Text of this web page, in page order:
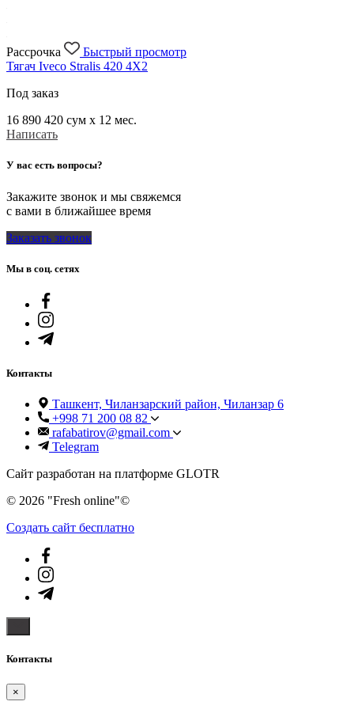
Рассрочка
Быстрый просмотр
Тягач Iveco Stralis 420 4X2
Под заказ
16 890 420 сум x 12 мес.
Написать
У вас есть вопросы?
Закажите звонок и мы свяжемся
с вами в ближайшее время
Заказать звонок
Мы в соц. сетях
Контакты
Ташкент, Чиланзарский район, Чиланзар 6
+998 71 200 08 82
rafabatirov@gmail.com
Telegram
Сайт разработан на платформе GLOTR
© 2026 "Fresh online"©️
Создать cайт бесплатно
Контакты
×